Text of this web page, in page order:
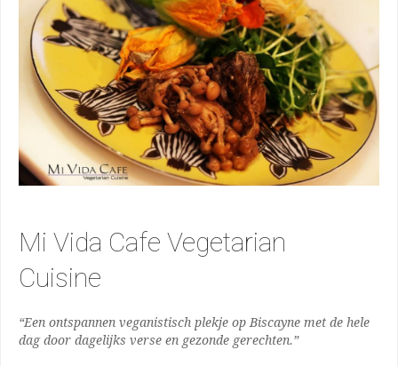
Mi Vida Cafe Vegetarian
Cuisine
“Een ontspannen veganistisch plekje op Biscayne met de hele
dag door dagelijks verse en gezonde gerechten.”